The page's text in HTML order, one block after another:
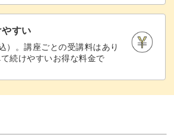
度でもやり直すことができますよ。
トのキャンドルは、灯をともさなく
すい
）。講座ごとの受講料はあり
続けやすいお得な料金で